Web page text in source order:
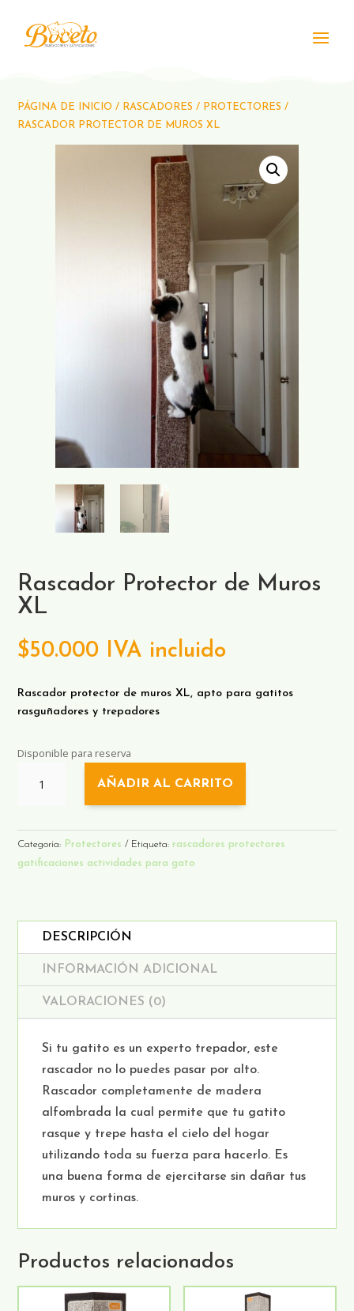
PÁGINA DE INICIO / RASCADORES / PROTECTORES /
RASCADOR PROTECTOR DE MUROS XL
Rascador Protector de Muros
XL
$50.000 IVA incluido
Rascador protector de muros XL, apto para gatitos
rasguñadores y trepadores
Disponible para reserva
PROTECTOR
XL
CANTIDAD
AÑADIR AL CARRITO
Categoría: Protectores Etiqueta:rascadores protectores
gatificaciones actividades para gato
DESCRIPCIÓN
INFORMACIÓN ADICIONAL
VALORACIONES (0)
Si tu gatito es un experto trepador, este
rascador no lo puedes pasar por alto.
Rascador completamente de madera
alfombrada la cual permite que tu gatito
rasque y trepe hasta el cielo del hogar
utilizando toda su fuerza para hacerlo. Es
una buena forma de ejercitarse sin dañar tus
muros y cortinas.
Productos relacionados